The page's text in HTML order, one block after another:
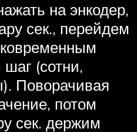
на энкодер,
сек., перейдем
(сотни,
Поворачивая
потом
сек. держим